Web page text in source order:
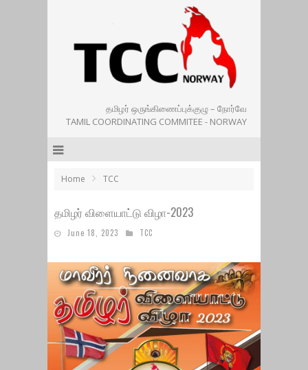
தமிழர் ஒருங்கிணைப்புக்குழு – நோர்வே
TAMIL COORDINATING COMMITEE - NORWAY
Home TCC
தமிழர் விளையாட்டு விழா-2023
June 18, 2023 TCC